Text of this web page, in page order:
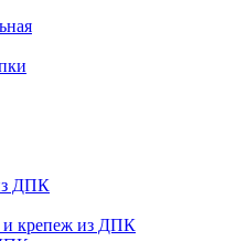
ДПК
крепеж из ДПК